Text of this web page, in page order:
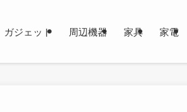
ガジェット 周辺機器 家具 家電